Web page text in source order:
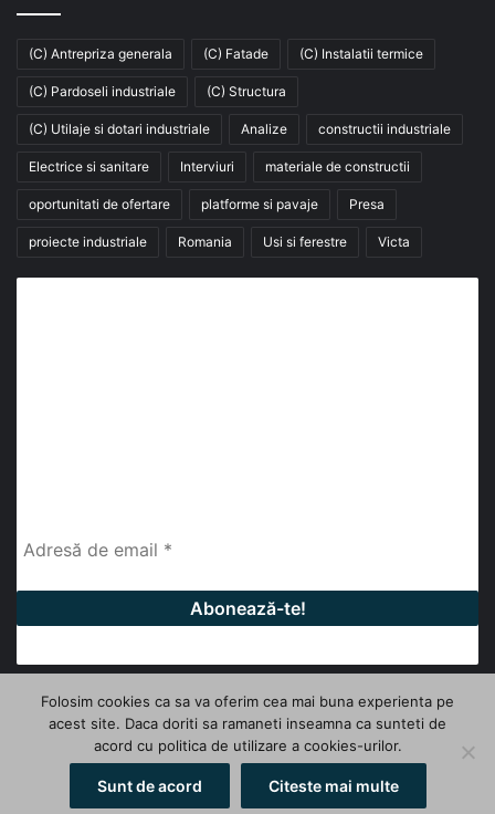
(C) Antrepriza generala (C) Fatade (C) Instalatii termice
(C) Pardoseli industriale (C) Structura
(C) Utilaje si dotari industriale Analize constructii industriale
Electrice si sanitare Interviuri materiale de constructii
oportunitati de ofertare platforme si pavaje Presa
proiecte industriale Romania Usi si ferestre Victa
© Copyright 2026, All Rights Reserved | InfoHale
FacebookLinkedInYouTube
Folosim cookies ca sa va oferim cea mai buna experienta pe
acest site. Daca doriti sa ramaneti inseamna ca sunteti de
acord cu politica de utilizare a cookies-urilor.
Sunt de acord Citeste mai multe